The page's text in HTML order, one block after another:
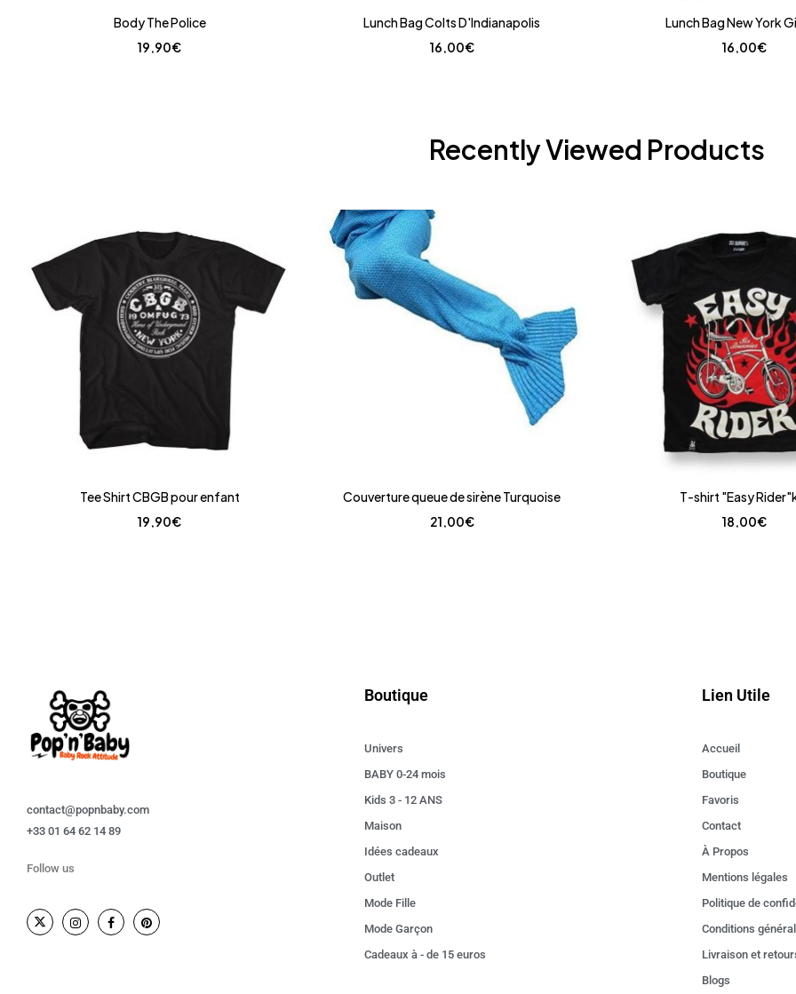
Body The Police
19,90€
Lunch Bag Colts D'Indianapolis
16,00€
Lunch Bag New York
16,00€
Recently Viewed Products
Tee Shirt CBGB pour enfant
19,90€
Couverture queue de sirène Turquoise
21,00€
T-shirt "Easy
18,00€
contact@popnbaby.com
+33 01 64 62 14 89
Follow us
Boutique
Univers
BABY 0-24 mois
Kids 3 - 12 ANS
Maison
Idées cadeaux
Outlet
Mode Fille
Mode Garçon
Cadeaux à - de 15 euros
Lien Utile
Accueil
Boutique
Favoris
Contact
À Propos
Mentions légales
Politique de
Conditions
Livraison et
Blogs